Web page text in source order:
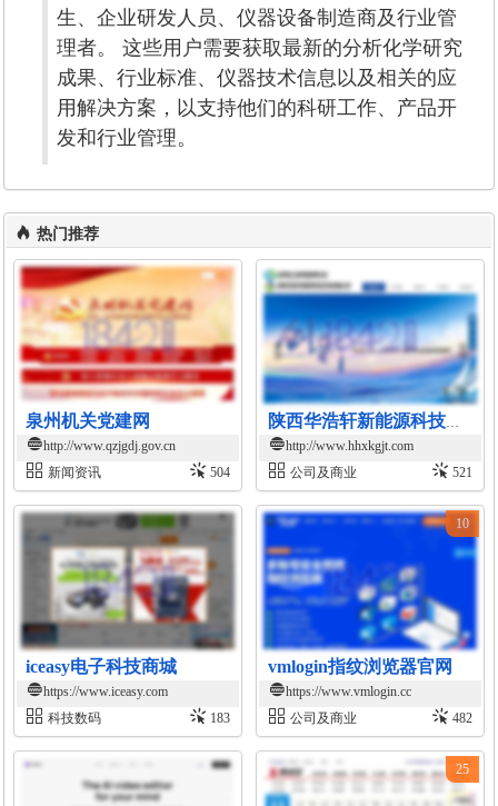
生、企业研发人员、仪器设备制造商及行业管
理者。 这些用户需要获取最新的分析化学研究
成果、行业标准、仪器技术信息以及相关的应
用解决方案，以支持他们的科研工作、产品开
发和行业管理。
热门推荐
泉州机关党建网
http://www.qzjgdj.gov.cn
新闻资讯
504
陕西华浩轩新能源科技开发有限公司官网
http://www.hhxkgjt.com
公司及商业
521
iceasy电子科技商城
https://www.iceasy.com
科技数码
183
vmlogin指纹浏览器官网
https://www.vmlogin.cc
公司及商业
482
10
25